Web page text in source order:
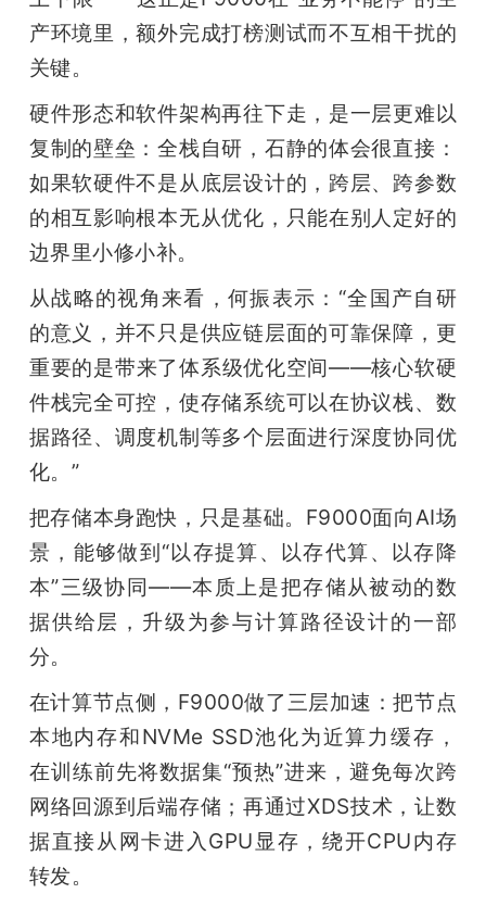
产环境里，额外完成打榜测试而不互相干扰的
关键。
硬件形态和软件架构再往下走，是一层更难以
复制的壁垒：全栈自研，石静的体会很直接：
如果软硬件不是从底层设计的，跨层、跨参数
的相互影响根本无从优化，只能在别人定好的
边界里小修小补。
从战略的视角来看，何振表示：“全国产自研
的意义，并不只是供应链层面的可靠保障，更
重要的是带来了体系级优化空间——核心软硬
件栈完全可控，使存储系统可以在协议栈、数
据路径、调度机制等多个层面进行深度协同优
化。”
把存储本身跑快，只是基础。F9000面向AI场
景，能够做到“以存提算、以存代算、以存降
本”三级协同——本质上是把存储从被动的数
据供给层，升级为参与计算路径设计的一部
分。
在计算节点侧，F9000做了三层加速：把节点
本地内存和NVMe SSD池化为近算力缓存，
在训练前先将数据集“预热”进来，避免每次跨
网络回源到后端存储；再通过XDS技术，让数
据直接从网卡进入GPU显存，绕开CPU内存
转发。